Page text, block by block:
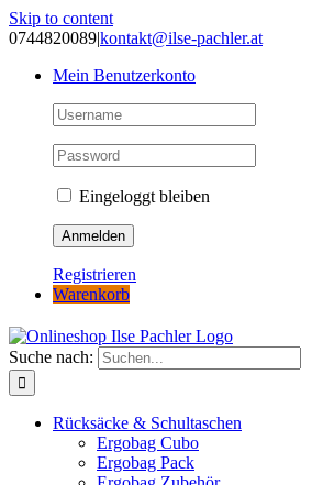
Skip to content
0744820089|kontakt@ilse-pachler.at
Mein Benutzerkonto
Eingeloggt bleiben
Registrieren
Warenkorb
Suche nach:
Rücksäcke & Schultaschen
Ergobag Cubo
Ergobag Pack